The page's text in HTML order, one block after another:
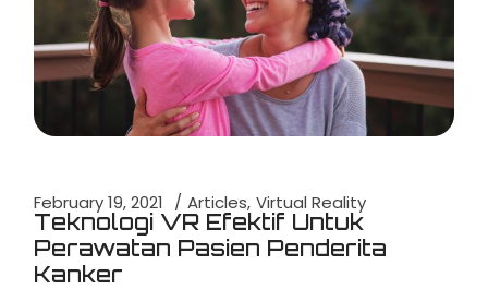
February 19, 2021 Articles Virtual Reality
Teknologi VR Efektif Untuk
Perawatan Pasien Penderita
Kanker